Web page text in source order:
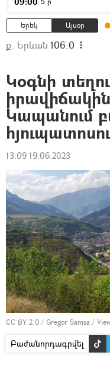
Երեկ Այսօր
ք. Երևան 106.0
Կօգնի
Կապանում
13:09 19.06.2023
CC BY 2.0 / Gregor Samsa /
Բաժանորդագրվել